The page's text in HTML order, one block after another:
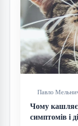
Павло
Чому кашляє
симптомів і